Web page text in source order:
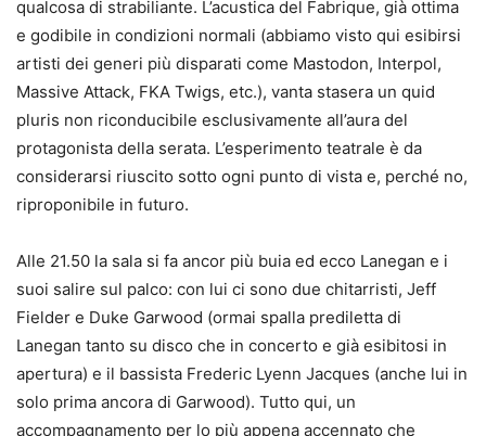
qualcosa di strabiliante. L’acustica del Fabrique, già ottima
e godibile in condizioni normali (abbiamo visto qui esibirsi
artisti dei generi più disparati come Mastodon, Interpol,
Massive Attack, FKA Twigs, etc.), vanta stasera un quid
pluris non riconducibile esclusivamente all’aura del
protagonista della serata. L’esperimento teatrale è da
considerarsi riuscito sotto ogni punto di vista e, perché no,
riproponibile in futuro.
Alle 21.50 la sala si fa ancor più buia ed ecco Lanegan e i
suoi salire sul palco: con lui ci sono due chitarristi, Jeff
Fielder e Duke Garwood (ormai spalla prediletta di
Lanegan tanto su disco che in concerto e già esibitosi in
apertura) e il bassista Frederic Lyenn Jacques (anche lui in
solo prima ancora di Garwood). Tutto qui, un
accompagnamento per lo più appena accennato che